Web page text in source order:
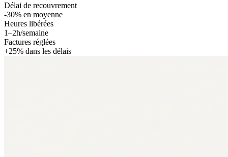
Délai de recouvrement
-30% en moyenne
Heures libérées
1–2h/semaine
Factures réglées
+25% dans les délais